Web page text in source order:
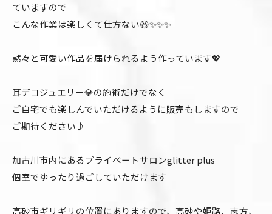
ていますので
こんな作業は楽しくて仕方ない😆✨✨✨
黙々と可愛い作品を届けられるよう作っています💖
耳デコジュエリー💎の施術だけでなく
ご自宅でも楽しんでいただけるように販売もしますので
ご期待ください♪
加古川市内にあるプライベートサロンglitter plus
個室でゆったり過ごしていただけます
高砂市ギリギリの位置にありますので、高砂や姫路、志方、